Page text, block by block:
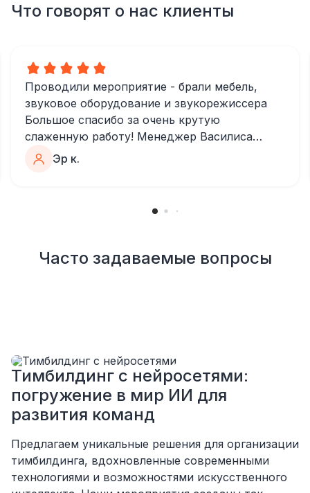
Что говорят о нас клиенты
Проводили мероприятие - брали мебель,
звуковое оборудование и звукорежиссера
Большое спасибо за очень крутую
слаженную работу! Менеджер Василиса
очень быстро и качественно обрабатывала
Все приехало вовремя, в хорошем
состоянии. Ребята сами все поставили,
подрядчиком еще раз :)
Эр к.
Часто задаваемые вопросы
Тимбилдинг с нейросетями:
погружение в мир ИИ для
развития команд
Предлагаем уникальные решения для организации
тимбилдинга, вдохновленные современными
технологиями и возможностями искусственного